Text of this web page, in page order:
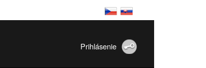
Prihlásenie